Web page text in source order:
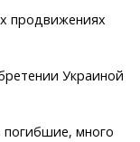
продвижениях
Украиной
погибшие, много